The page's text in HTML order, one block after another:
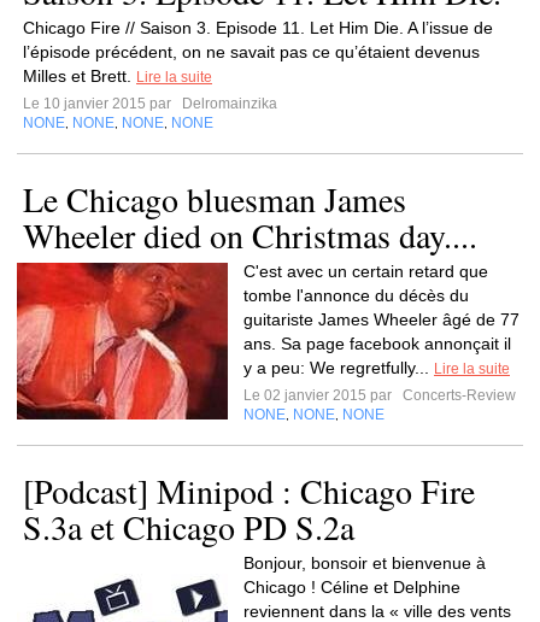
Chicago Fire // Saison 3. Episode 11. Let Him Die. A l’issue de
l’épisode précédent, on ne savait pas ce qu’étaient devenus
Milles et Brett.
Lire la suite
Le 10 janvier 2015 par
Delromainzika
NONE NONE NONE NONE
Le Chicago bluesman James
Wheeler died on Christmas day....
C'est avec un certain retard que
tombe l'annonce du décès du
guitariste James Wheeler âgé de 77
ans. Sa page facebook annonçait il
y a peu: We regretfully...
Lire la suite
Le 02 janvier 2015 par
Concerts-Review
NONE NONE NONE
[Podcast] Minipod : Chicago Fire
S.3a et Chicago PD S.2a
Bonjour, bonsoir et bienvenue à
Chicago ! Céline et Delphine
reviennent dans la « ville des vents